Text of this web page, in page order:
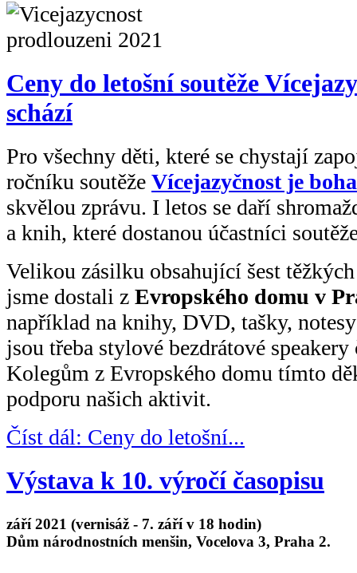
Ceny do letošní soutěže
schází
Pro všechny děti, které se chystají
ročníku soutěže Vícejazyčnost je
skvělou zprávu. I letos se daří
a knih, které dostanou účastníci
Velikou zásilku obsahující šest
jsme dostali z Evropského domu v
například na knihy, DVD, tašky,
jsou třeba stylové bezdrátové
Kolegům z Evropského domu tímto
podporu našich aktivit.
Číst dál: Ceny do letošní...
Výstava k 10. výročí časopisu
září 2021 (vernisáž - 7. září v 18 hodin)
Dům národnostních menšin, Vocelova 3, Praha 2.